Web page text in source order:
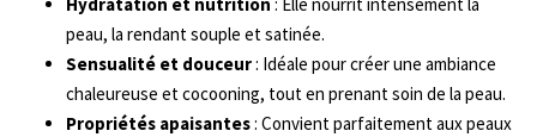
peau, la rendant souple et satinée.
Sensualité et douceur: Idéale pour créer une ambiance
chaleureuse et cocooning, tout en prenant soin de la peau.
Propriétés apaisantes: Convient parfaitement aux peaux